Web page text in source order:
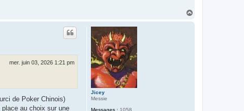
Jicey
Messie
Messages : 1058
mer. juin 03, 2026 1:21 pm
de Poker Chinois)
place au choix sur une